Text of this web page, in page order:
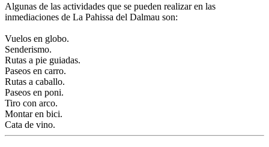
Algunas de las actividades que se pueden realizar en las
inmediaciones de La Pahissa del Dalmau son:
Vuelos en globo.
Senderismo.
Rutas a pie guiadas.
Paseos en carro.
Rutas a caballo.
Paseos en poni.
Tiro con arco.
Montar en bici.
Cata de vino.